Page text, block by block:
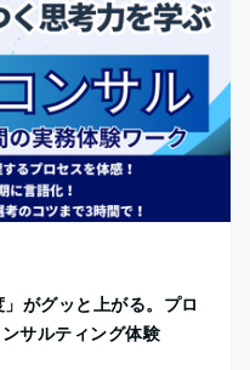
がグッと上がる。プロ
サルティング体験